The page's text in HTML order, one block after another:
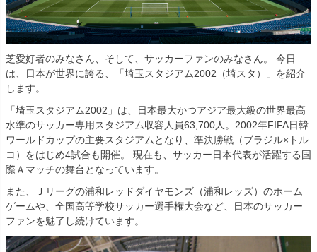
芝愛好者のみなさん、そして、サッカーファンのみなさん。 今日
は、日本が世界に誇る、「埼玉スタジアム2002（埼スタ）」を紹介
します。
「埼玉スタジアム2002」は、日本最大かつアジア最大級の世界最高
水準のサッカー専用スタジアム収容人員63,700人。2002年FIFA日韓
ワールドカップの主要スタジアムとなり、準決勝戦（ブラジル×トル
コ）をはじめ4試合も開催。 現在も、サッカー日本代表が活躍する国
際Ａマッチの舞台となっています。
また、Ｊリーグの浦和レッドダイヤモンズ（浦和レッズ）のホーム
ゲームや、全国高等学校サッカー選手権大会など、日本のサッカー
ファンを魅了し続けています。